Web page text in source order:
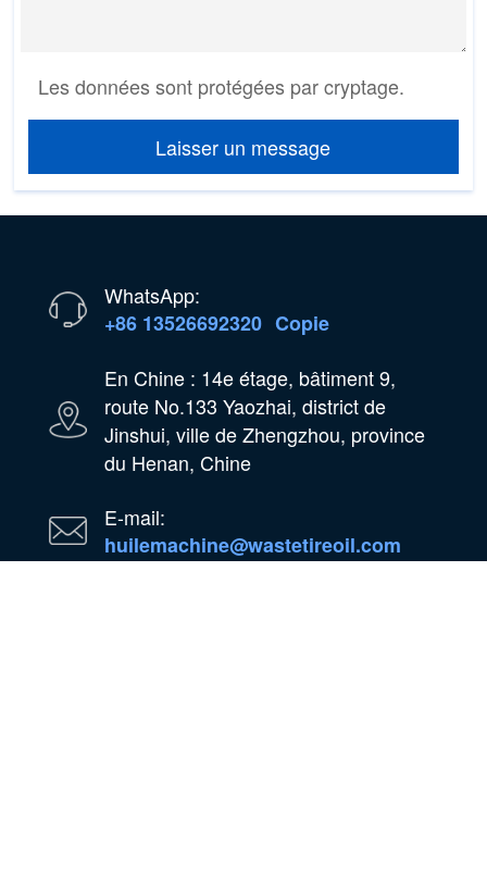
Les données sont protégées par cryptage.
Laisser un message
WhatsApp:
+86 13526692320 Copie
En Chine : 14e étage, bâtiment 9,
route No.133 Yaozhai, district de
Jinshui, ville de Zhengzhou, province
du Henan, Chine
E-mail:
huilemachine@wastetireoil.com